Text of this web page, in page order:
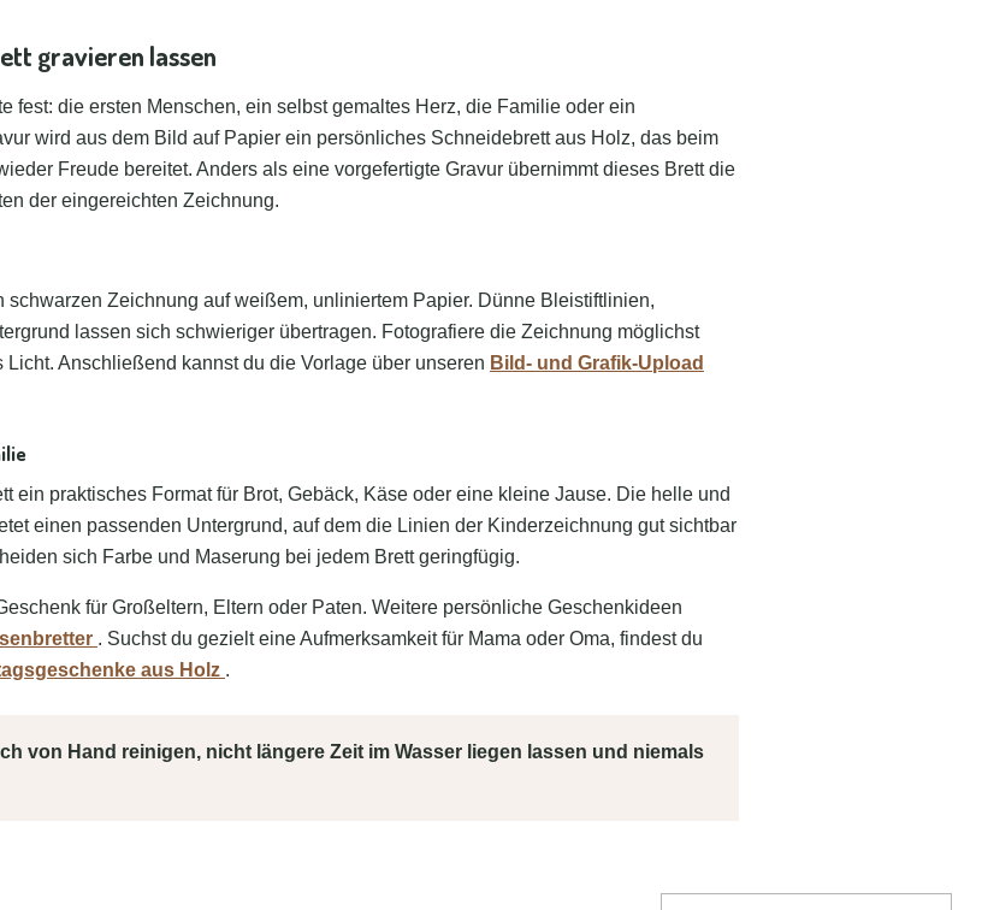
gravieren lassen
fest: die ersten Menschen, ein selbst gemaltes Herz, die Familie oder ein
wird aus dem Bild auf Papier ein persönliches Schneidebrett aus Holz, das beim
Freude bereitet. Anders als eine vorgefertigte Gravur übernimmt dieses Brett die
der eingereichten Zeichnung.
schwarzen Zeichnung auf weißem, unliniertem Papier. Dünne Bleistiftlinien,
lassen sich schwieriger übertragen. Fotografiere die Zeichnung möglichst
Anschließend kannst du die Vorlage über unseren Bild- und Grafik-Upload
ein praktisches Format für Brot, Gebäck, Käse oder eine kleine Jause. Die helle und
einen passenden Untergrund, auf dem die Linien der Kinderzeichnung gut sichtbar
sich Farbe und Maserung bei jedem Brett geringfügig.
für Großeltern, Eltern oder Paten. Weitere persönliche Geschenkideen
. Suchst du gezielt eine Aufmerksamkeit für Mama oder Oma, findest du
aus Holz .
von Hand reinigen, nicht längere Zeit im Wasser liegen lassen und niemals